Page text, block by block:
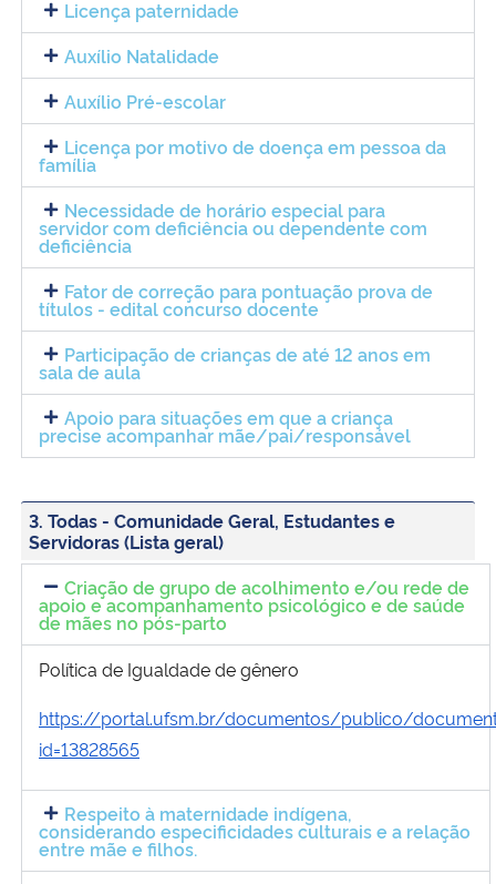
Licença paternidade
Auxílio Natalidade
Auxílio Pré-escolar
Licença por motivo de doença em pessoa da
família
Necessidade de horário especial para
servidor com deficiência ou dependente com
deficiência
Fator de correção para pontuação prova de
títulos - edital concurso docente
Participação de crianças de até 12 anos em
sala de aula
Apoio para situações em que a criança
precise acompanhar mãe/pai/responsável
3. Todas - Comunidade Geral, Estudantes e
Servidoras (Lista geral)
Criação de grupo de acolhimento e/ou rede de
apoio e acompanhamento psicológico e de saúde
de mães no pós-parto
Política de Igualdade de gênero
https://portal.ufsm.br/documentos/publico/
id=13828565
Respeito à maternidade indígena,
considerando especificidades culturais e a relação
entre mãe e filhos.